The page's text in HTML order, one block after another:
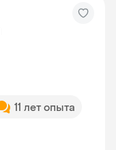
11 лет опыта